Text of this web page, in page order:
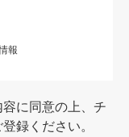
報
に同意の上、チ
録ください。